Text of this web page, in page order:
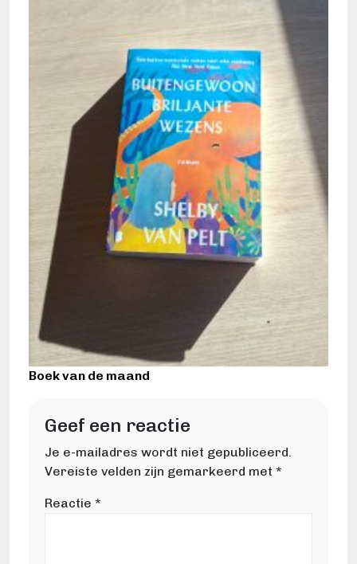
Boek van de maand
Geef een reactie
Je e-mailadres wordt niet gepubliceerd.
Vereiste velden zijn gemarkeerd met *
Reactie *